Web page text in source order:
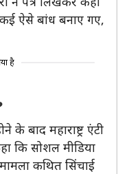
ऐसे बांध बनाए गए,
है
बाद महाराष्ट्र एंटी
कि सोशल मीडिया
कथित सिंचाई